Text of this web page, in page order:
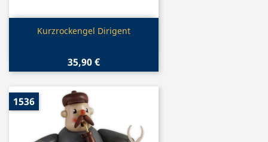
Vorschau
Kurzrockengel Dirigent
35,90 €
1536